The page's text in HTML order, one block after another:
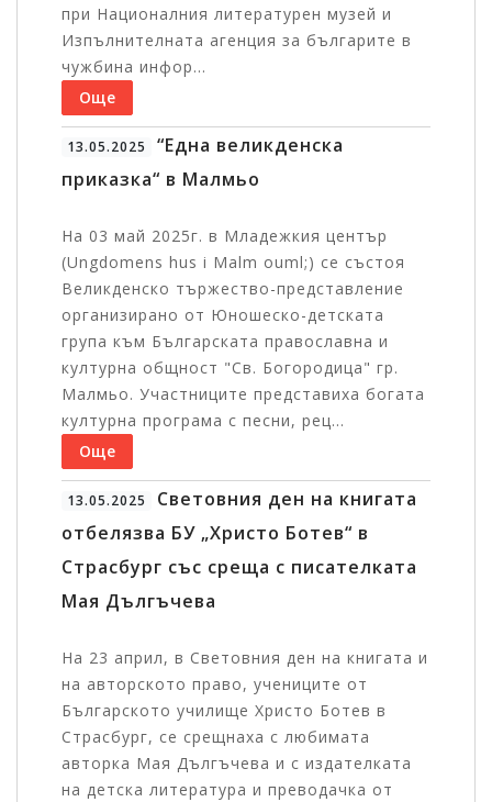
при Националния литературен музей и
Изпълнителната агенция за българите в
чужбина инфор...
Още
13.05.2025
“Една великденска
приказка“ в Малмьо
На 03 май 2025г. в Младежкия център
(Ungdomens hus i Malm ouml;) се състоя
Великденско тържество-представление
организирано от Юношеско-детската
група към Българската православна и
културна общност "Св. Богородица" гр.
Малмьо. Участниците представиха богата
културна програма с песни, рец...
Още
13.05.2025
Световния ден на книгата
отбелязва БУ „Христо Ботев“ в
Страсбург със среща с писателката
Мая Дългъчева
На 23 април, в Световния ден на книгата и
на авторското право, учениците от
Българското училище Христо Ботев в
Страсбург, се срещнаха с любимата
авторка Мая Дългъчева и с издателката
на детска литература и преводачка от